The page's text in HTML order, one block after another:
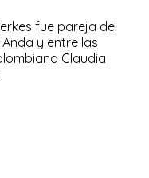
fue pareja del
y entre las
Claudia